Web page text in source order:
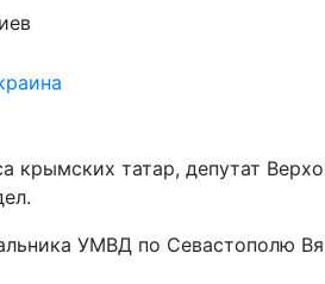
крымских татар, депутат
УМВД по Севастополю